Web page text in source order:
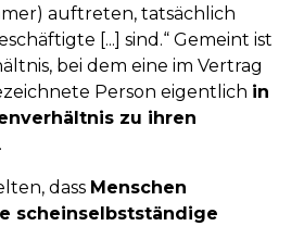
auftreten, tatsächlich
[...] sind.“ Gemeint ist
bei dem eine im Vertrag
Person eigentlich in
zu ihren
.
dass Menschen
scheinselbstständige